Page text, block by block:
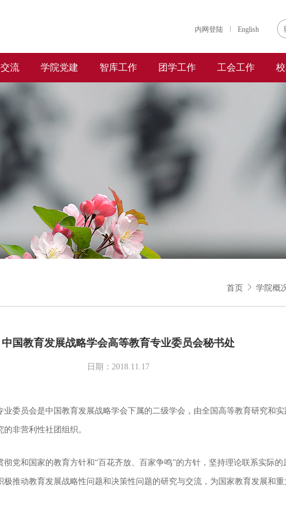
内网登陆 English
流 学院党建 智库工作 团学工作 工会工作
首页 学院概
中国教育发展战略学会高等教育专业委员会秘书处
日期：2018.11.17
委员会是中国教育发展战略学会下属的二级学会，由全国高等教育研究和
非营利性社团组织。
党和国家的教育方针和“百花齐放、百家争鸣”的方针，坚持理论联系实际
推动教育发展战略性问题和决策性问题的研究与交流，为国家教育发展和